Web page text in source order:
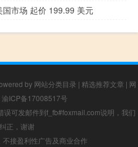
市场 起价 199.99 美元
by 网站分类目录 | 精选推荐文章 | 网
渝ICP备17008517号
可发邮件到f_fb#foxmail.com说明，我们
正，谢谢
接盈利性广告及商业合作